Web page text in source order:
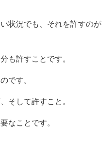
状況でも、それを許すのが
も許すことです。
です。
そして許すこと。
なことです。